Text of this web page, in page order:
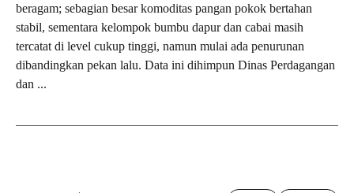
beragam; sebagian besar komoditas pangan pokok bertahan
stabil, sementara kelompok bumbu dapur dan cabai masih
tercatat di level cukup tinggi, namun mulai ada penurunan
dibandingkan pekan lalu. Data ini dihimpun Dinas Perdagangan
dan ...